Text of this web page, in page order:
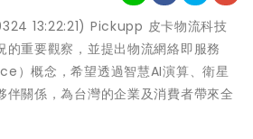
13:22:21) Pickupp 皮卡物流科技
的重要觀察，並提出物流網絡即服務
）概念，希望透過智慧AI演算、衛星
伴關係，為台灣的企業及消費者帶來全